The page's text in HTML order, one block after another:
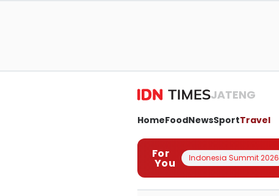
JATENG
HomeFoodNewsSportTravel
For
You Indonesia Summit 2026